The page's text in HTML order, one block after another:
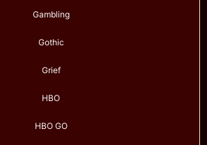
Gambling
Gothic
Grief
HBO
HBO GO